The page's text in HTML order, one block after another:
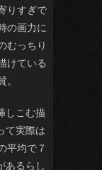
りすぎで
の画力に
むっちり
けている
しこむ描
て実際は
平均で７
あるらし